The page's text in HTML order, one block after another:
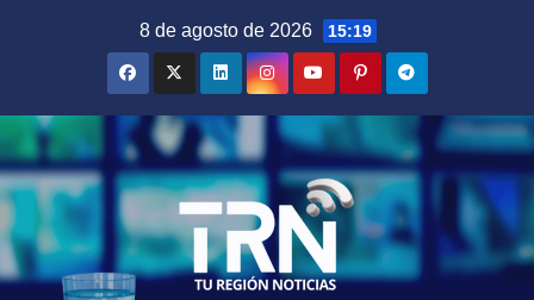
8 de agosto de 2026 15:19